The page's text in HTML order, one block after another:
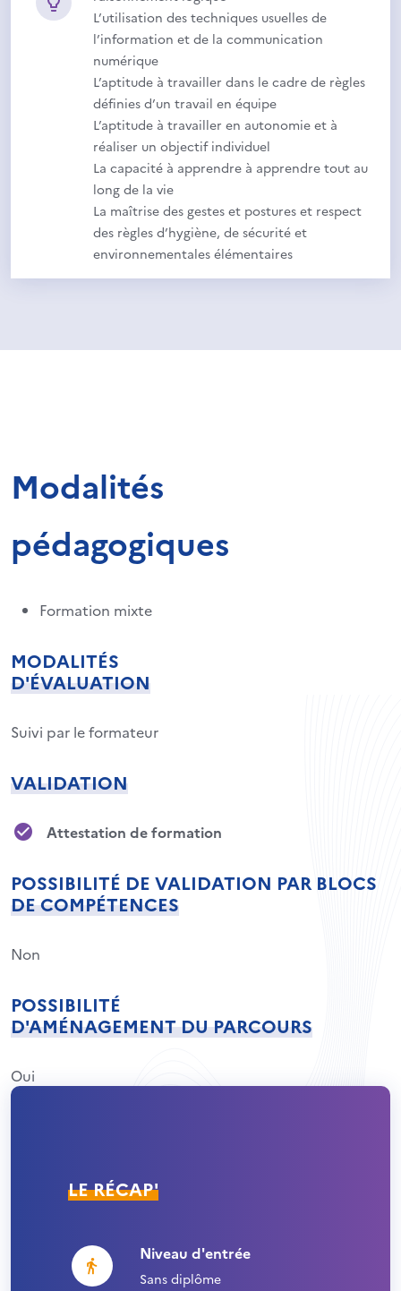
L’utilisation des techniques usuelles de
l’information et de la communication
numérique
L’aptitude à travailler dans le cadre de règles
définies d’un travail en équipe
L’aptitude à travailler en autonomie et à
réaliser un objectif individuel
La capacité à apprendre à apprendre tout au
long de la vie
La maîtrise des gestes et postures et respect
des règles d’hygiène, de sécurité et
environnementales élémentaires
Modalités
pédagogiques
Formation mixte
MODALITÉS
D'ÉVALUATION
Suivi par le formateur
VALIDATION
Attestation de formation
POSSIBILITÉ DE VALIDATION PAR BLOCS
DE COMPÉTENCES
Non
POSSIBILITÉ
D'AMÉNAGEMENT DU PARCOURS
Oui
LE RÉCAP'
Niveau d'entrée
Sans diplôme